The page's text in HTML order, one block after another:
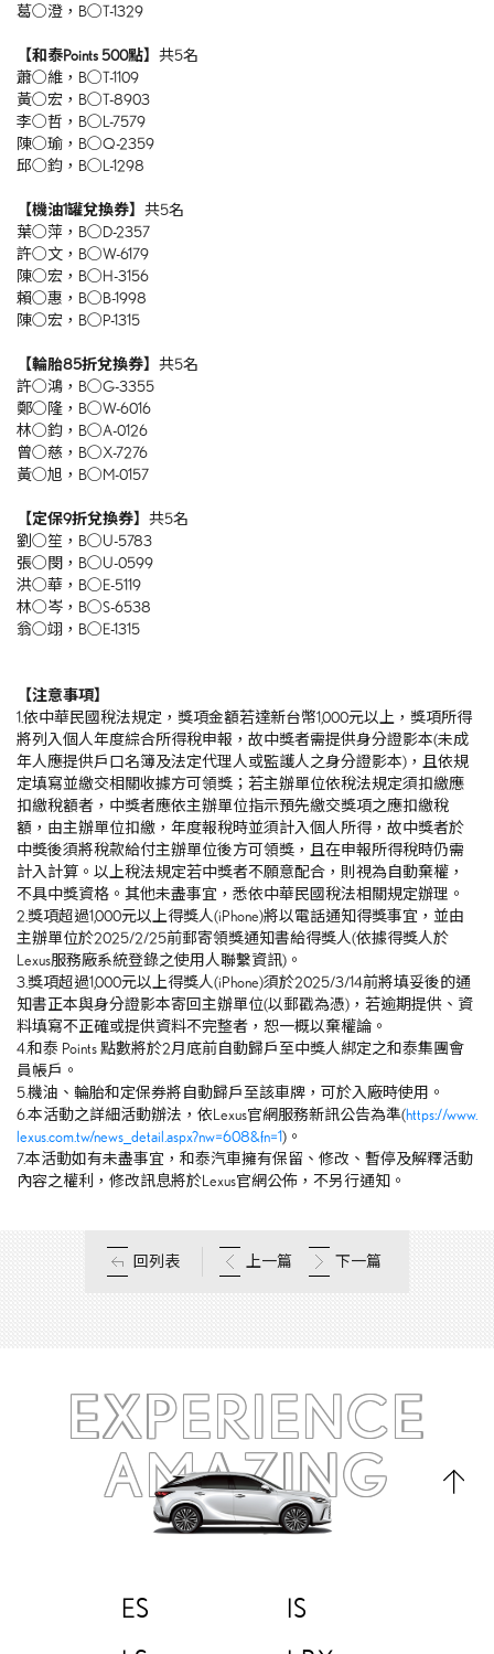
葛○澄，B○T-1329
【和泰Points 500點】 共5名
蕭○維，B○T-1109
黃○宏，B○T-8903
李○哲，B○L-7579
陳○瑜，B○Q-2359
邱○鈞，B○L-1298
【機油1罐兌換券】 共5名
葉○萍，B○D-2357
許○文，B○W-6179
陳○宏，B○H-3156
賴○惠，B○B-1998
陳○宏，B○P-1315
【輪胎85折兌換券】 共5名
許○鴻，B○G-3355
鄭○隆，B○W-6016
林○鈞，B○A-0126
曾○慈，B○X-7276
黃○旭，B○M-0157
【定保9折兌換券】 共5名
劉○笙，B○U-5783
張○閔，B○U-0599
洪○華，B○E-5119
林○岑，B○S-6538
翁○翊，B○E-1315
【注意事項】
1.依中華民國稅法規定，獎項金額若達新台幣1,000元以上，獎項所得
將列入個人年度綜合所得稅申報，故中獎者需提供身分證影本(未成
年人應提供戶口名簿及法定代理人或監護人之身分證影本)，且依規
定填寫並繳交相關收據方可領獎；若主辦單位依稅法規定須扣繳應
扣繳稅額者，中獎者應依主辦單位指示預先繳交獎項之應扣繳稅
額，由主辦單位扣繳，年度報稅時並須計入個人所得，故中獎者於
中獎後須將稅款給付主辦單位後方可領獎，且在申報所得稅時仍需
計入計算。以上稅法規定若中獎者不願意配合，則視為自動棄權，
不具中獎資格。其他未盡事宜，悉依中華民國稅法相關規定辦理。
2.獎項超過1,000元以上得獎人(iPhone)將以電話通知得獎事宜，並由
主辦單位於2025/2/25前郵寄領獎通知書給得獎人(依據得獎人於
Lexus服務廠系統登錄之使用人聯繫資訊)。
3.獎項超過1,000元以上得獎人(iPhone)須於2025/3/14前將填妥後的通
知書正本與身分證影本寄回主辦單位(以郵戳為憑)，若逾期提供、資
料填寫不正確或提供資料不完整者，恕一概以棄權論。
4.和泰 Points 點數將於2月底前自動歸戶至中獎人綁定之和泰集團會
員帳戶。
5.機油、輪胎和定保券將自動歸戶至該車牌，可於入廠時使用。
6.本活動之詳細活動辦法，依Lexus官網服務新訊公告為準(https://www.
lexus.com.tw/news_detail.aspx?nw=608&fn=1)。
7.本活動如有未盡事宜，和泰汽車擁有保留、修改、暫停及解釋活動
內容之權利，修改訊息將於Lexus官網公佈，不另行通知。
回列表 上一篇 下一篇
EXPERIENCE
AMAZING
ES
IS